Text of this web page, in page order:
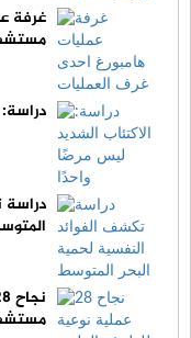
غرفة
دراسة